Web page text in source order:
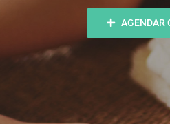
AGENDAR